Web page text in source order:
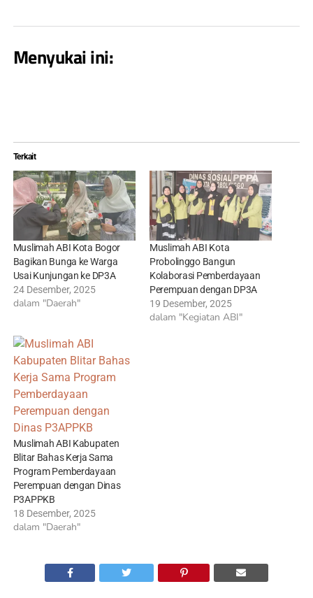
Menyukai ini:
Terkait
Muslimah ABI Kota Bogor
Bagikan Bunga ke Warga
Usai Kunjungan ke DP3A
24 Desember, 2025
dalam "Daerah"
Muslimah ABI Kota
Probolinggo Bangun
Kolaborasi Pemberdayaan
Perempuan dengan DP3A
19 Desember, 2025
dalam "Kegiatan ABI"
Muslimah ABI Kabupaten
Blitar Bahas Kerja Sama
Program Pemberdayaan
Perempuan dengan Dinas
P3APPKB
18 Desember, 2025
dalam "Daerah"